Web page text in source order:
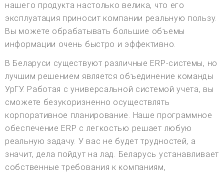
нашего продукта настолько велика, что его
эксплуатация приносит компании реальную пользу.
Вы можете обрабатывать большие объемы
информации очень быстро и эффективно.
В Беларуси существуют различные ERP-системы, но
лучшим решением является объединение команды
УрГУ. Работая с универсальной системой учета, вы
сможете безукоризненно осуществлять
корпоративное планирование. Наше программное
обеспечение ERP с легкостью решает любую
реальную задачу. У вас не будет трудностей, а
значит, дела пойдут на лад. Беларусь устанавливает
собственные требования к компаниям,